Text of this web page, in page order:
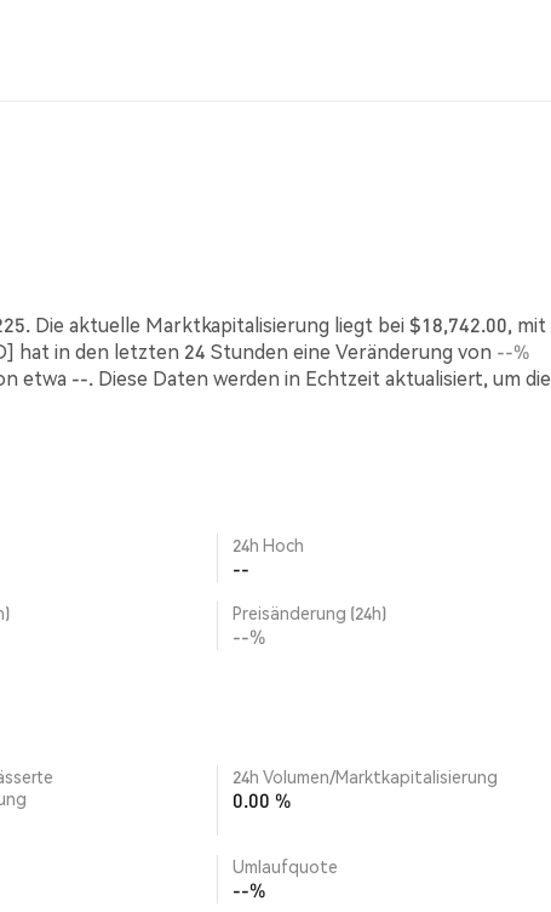
Die aktuelle Marktkapitalisierung liegt bei $18,742.00, mit
hat in den letzten 24 Stunden eine Veränderung von --%
etwa --. Diese Daten werden in Echtzeit aktualisiert, um die
24h Hoch
--
Preisänderung (24h)
--%
24h Volumen/Marktkapitalisierung
0.00 %
Umlaufquote
--%